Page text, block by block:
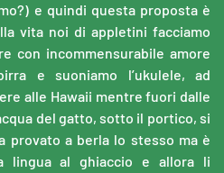
e quindi questa proposta è
vita noi di appletini facciamo
con incommensurabile amore
e suoniamo l’ukulele, ad
alle Hawaii mentre fuori dalle
del gatto, sotto il portico, si
provato a berla lo stesso ma è
lingua al ghiaccio e allora li